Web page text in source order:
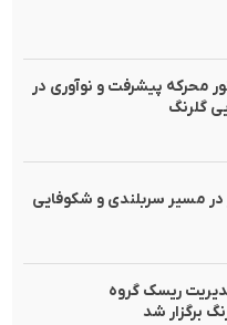
محرکه پیشرفت و نوآوری در
گلرنگ
ریسک گروه
برگزار شد